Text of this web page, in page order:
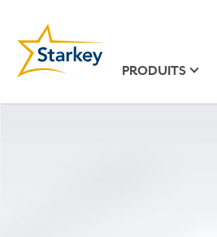
PRODUITS